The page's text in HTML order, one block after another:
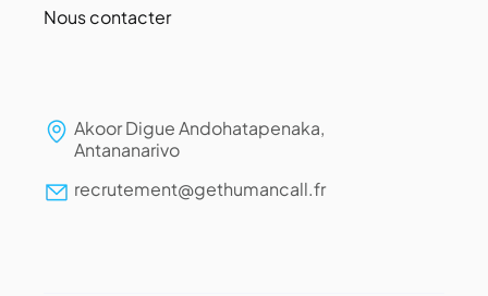
Nous contacter
Akoor Digue Andohatapenaka,
Antananarivo
recrutement@gethumancall.fr